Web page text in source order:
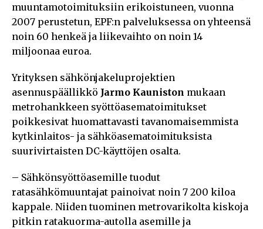
muuntamotoimituksiin erikoistuneen, vuonna
2007 perustetun, EPF:n palveluksessa on yhteensä
noin 60 henkeä ja liikevaihto on noin 14
miljoonaa euroa.
Yrityksen sähkönjakeluprojektien
asennuspäällikkö Jarmo Kauniston mukaan
metrohankkeen syöttöasematoimitukset
poikkesivat huomattavasti tavanomaisemmista
kytkinlaitos- ja sähköasematoimituksista
suurivirtaisten DC-käyttöjen osalta.
– Sähkönsyöttöasemille tuodut
ratasähkömuuntajat painoivat noin 7 200 kiloa
kappale. Niiden tuominen metrovarikolta kiskoja
pitkin ratakuorma-autolla asemille ja